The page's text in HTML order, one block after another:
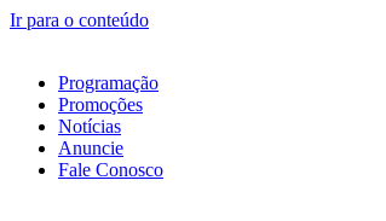
Ir para o conteúdo
Programação
Promoções
Notícias
Anuncie
Fale Conosco